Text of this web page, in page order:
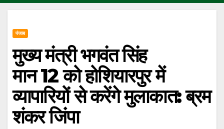
पंजाब
मुख्य मंत्री भगवंत सिंह
मान 12 को होशियारपुर में
व्यापारियों से करेंगे मुलाकात: ब्रम
शंकर जिंपा